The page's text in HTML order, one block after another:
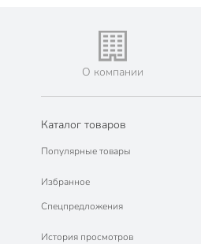
О компании
Каталог товаров
Популярные товары
Избранное
Спецпредложения
История просмотров